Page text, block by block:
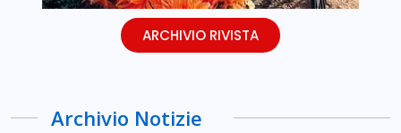
ARCHIVIO RIVISTA
Archivio Notizie